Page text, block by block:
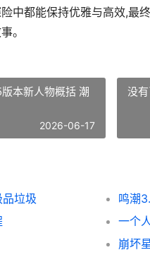
中都能保持优雅与高效,最
。
本新人物概括 潮
2026-06-17
没有
垃圾
一个
崩坏